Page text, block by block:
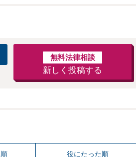
無料法律相談
新しく投稿する
役にたった順